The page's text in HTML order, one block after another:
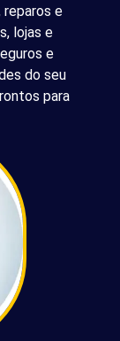
reparos e
lojas e
e
do seu
para